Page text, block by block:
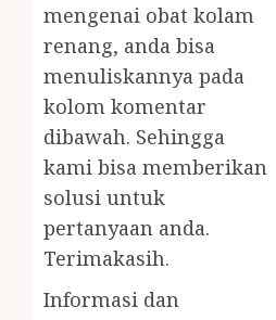
mengenai obat kolam
renang, anda bisa
menuliskannya pada
kolom komentar
dibawah. Sehingga
kami bisa memberikan
solusi untuk
pertanyaan anda.
Terimakasih.
Informasi dan